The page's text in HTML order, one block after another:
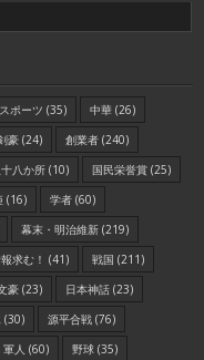
スポーツ (35) 中華 (26)
豪 (24) 創業者 (240)
八か所 (10) 国民栄誉賞 (25)
(16) 学者 (60)
幕末・明治維新 (219)
求む！ (41) 戦国 (211)
豪 (23) 日本神話 (23)
(30) 源平合戦 (76)
軍人 (60) 野球 (35)